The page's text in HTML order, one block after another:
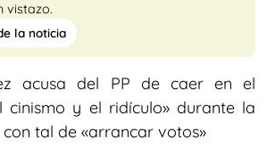
vistazo.
la noticia
acusa del PP de caer en el
cinismo y el ridículo» durante la
tal de «arrancar votos»